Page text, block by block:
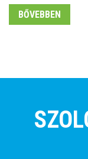
BŐVEBBEN